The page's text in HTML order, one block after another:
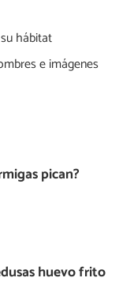
hábitat
e imágenes
pican?
huevo frito